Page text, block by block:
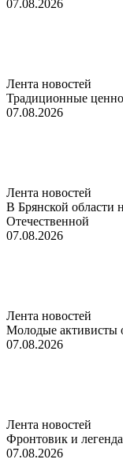
07.08.2026
Лента новостей
Традиционные
07.08.2026
Лента новостей
В Брянской области
Отечественной
07.08.2026
Лента новостей
Молодые активисты
07.08.2026
Лента новостей
Фронтовик и
07.08.2026